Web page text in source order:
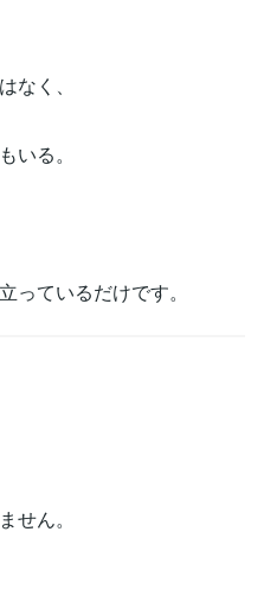
なく、
いる。
っているだけです。
せん。